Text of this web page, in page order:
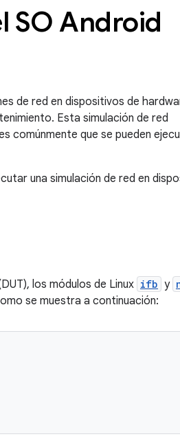
SO Android
de red en dispositivos de
Esta simulación de red
comúnmente que se pueden
una simulación de red en
los módulos de Linux ifb y
se muestra a continuación: